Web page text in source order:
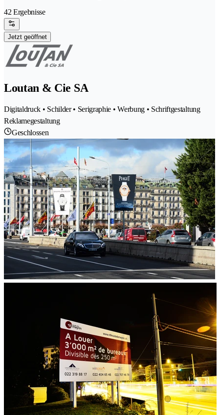
42 Ergebnisse
Jetzt geöffnet
Loutan & Cie SA
Digitaldruck • Schilder • Serigraphie • Werbung • Schriftgestaltung
Reklamegestaltung
Geschlossen